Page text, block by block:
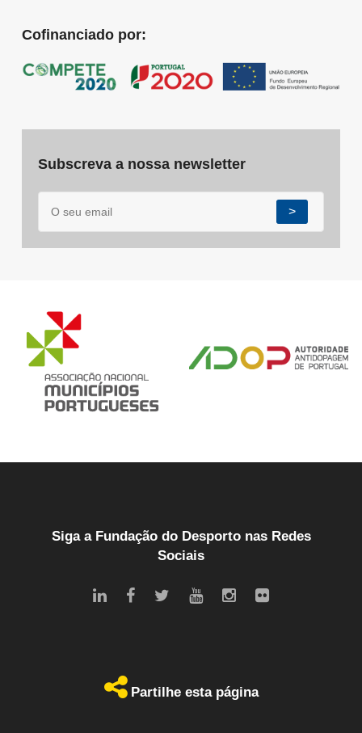
Cofinanciado por:
Subscreva a nossa newsletter
>
Siga a Fundação do Desporto nas Redes
Sociais
Partilhe esta página